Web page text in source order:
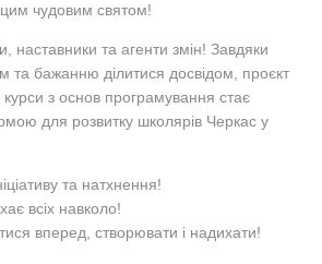
цим чудовим святом!
наставники та агенти змін! Завдяки
та бажанню ділитися досвідом, проєкт
з основ програмування стає
для розвитку школярів Черкас у
та натхнення!
всіх навколо!
вперед, створювати і надихати!